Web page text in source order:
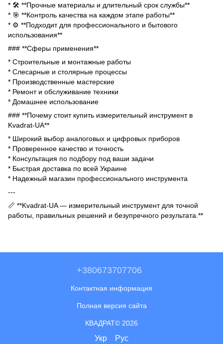
* 🛠 **Прочные материалы и длительный срок службы**
* 🎯 **Контроль качества на каждом этапе работы**
* ⚙ **Подходит для профессионального и бытового
использования**
### **Сферы применения**
* Строительные и монтажные работы
* Слесарные и столярные процессы
* Производственные мастерские
* Ремонт и обслуживание техники
* Домашнее использование
### **Почему стоит купить измерительный инструмент в
Kvadrat-UA**
* Широкий выбор аналоговых и цифровых приборов
* Проверенное качество и точность
* Консультация по подбору под ваши задачи
* Быстрая доставка по всей Украине
* Надежный магазин профессионального инструмента
---
📏 **Kvadrat-UA — измерительный инструмент для точной
работы, правильных решений и безупречного результата.**
+380673707706
Контактная информация
Полная версия сайта
КВАДРАТ© 2026
Укр Рус